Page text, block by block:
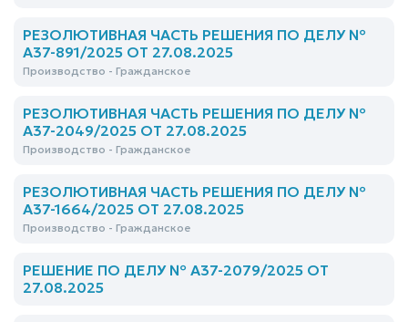
РЕЗОЛЮТИВНАЯ ЧАСТЬ РЕШЕНИЯ ПО ДЕЛУ №
А37-891/2025 ОТ 27.08.2025
Производство - Гражданское
РЕЗОЛЮТИВНАЯ ЧАСТЬ РЕШЕНИЯ ПО ДЕЛУ №
А37-2049/2025 ОТ 27.08.2025
Производство - Гражданское
РЕЗОЛЮТИВНАЯ ЧАСТЬ РЕШЕНИЯ ПО ДЕЛУ №
А37-1664/2025 ОТ 27.08.2025
Производство - Гражданское
РЕШЕНИЕ ПО ДЕЛУ № А37-2079/2025 ОТ
27.08.2025